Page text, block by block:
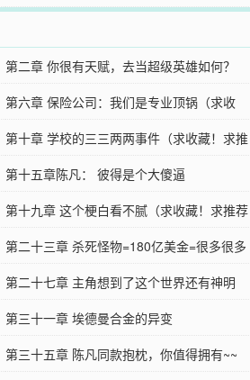
第二章 你很有天赋，去当超级英雄如何？
第六章 保险公司：我们是专业顶锅（求收
藏！求推荐！）
第十章 学校的三三两两事件（求收藏！求推
荐！）
第十五章陈凡： 彼得是个大傻逼
第十九章 这个梗白看不腻（求收藏！求推荐
票！）
第二十三章 杀死怪物=180亿美金=很多很多
亿日元
第二十七章 主角想到了这个世界还有神明
第三十一章 埃德曼合金的异变
第三十五章 陈凡同款抱枕，你值得拥有~~